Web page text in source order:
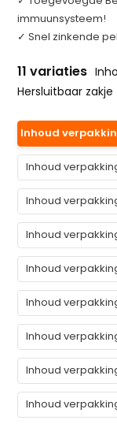
immuunsysteem!
✓ Snel zinkende
11 variaties
Hersluitbaar zakje
Inhoud
Inhoud
Inhoud
Inhoud
Inhoud
Inhoud
Inhoud
Inhoud
Inhoud